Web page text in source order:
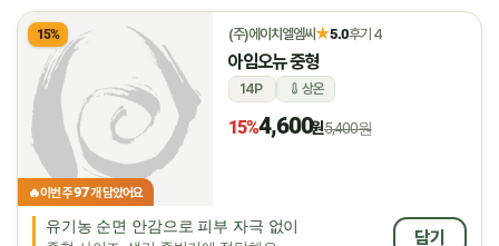
15%
🔥이번 주97개 담았어요
(주)에이치엘엠씨★5.0후기 4
아임오뉴 중형
14P 상온
15%4,600원5,400원
유기농 순면 안감으로 피부 자극 없이 담기